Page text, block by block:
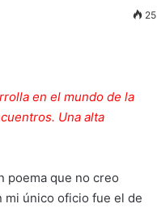
25
en el mundo de la
Una alta
poema que no creo
mi único oficio fue el de